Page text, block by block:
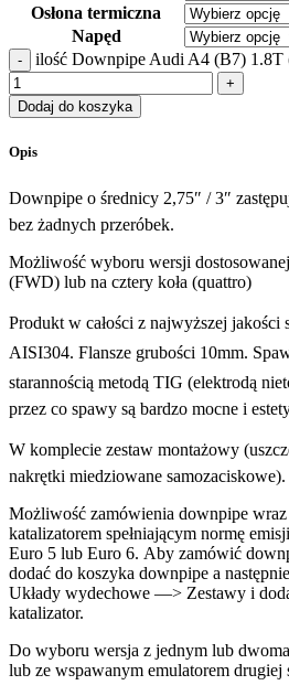
Osłona termiczna
Napęd
ilość Downpipe Audi A4 (B7)
Dodaj do koszyka
Opis
Downpipe o średnicy 2,75″ / 3″
bez żadnych przeróbek.
Możliwość wyboru wersji
(FWD) lub na cztery koła (quattro)
Produkt w całości z najwyższej
AISI304. Flansze grubości 10mm.
starannością metodą TIG (elektrodą
przez co spawy są bardzo mocne i
W komplecie zestaw montażowy
nakrętki miedziowane samozaciskowe).
Możliwość zamówienia downpipe
katalizatorem spełniającym normę
Euro 5 lub Euro 6. Aby zamówić
dodać do koszyka downpipe a
Układy wydechowe —> Zestawy i
katalizator.
Do wyboru wersja z jednym lub
lub ze wspawanym emulatorem drugiej